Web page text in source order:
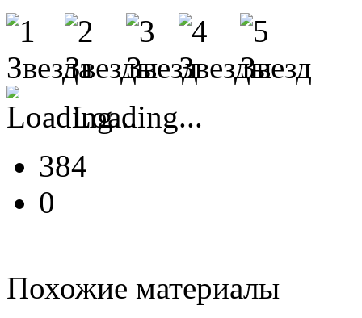
Loading...
384
0
Похожие материалы